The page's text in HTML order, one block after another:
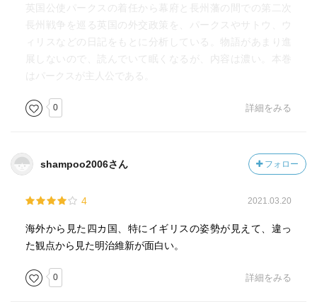
英国公使パークスの着任から幕府と長州藩の間での第二次
長州戦争を巡る英国の外交政策を、パークスやサトウ、ウ
ィリスなどの日記をもとに分析している。物語があまり進
展しないので、読んでいて眠くなるが、内容は濃い。本巻
はパークスが主人公である。
0 詳細をみる
shampoo2006さん フォロー
4 2021.03.20
海外から見た四カ国、特にイギリスの姿勢が見えて、違っ
た観点から見た明治維新が面白い。
0 詳細をみる